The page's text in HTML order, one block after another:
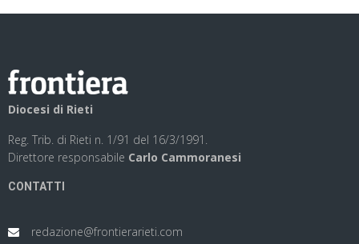
Diocesi di Rieti
Reg. Trib. di Rieti n. 1/91 del 16/3/1991.
Direttore responsabile Carlo Cammoranesi
CONTATTI
redazione@frontierarieti.com